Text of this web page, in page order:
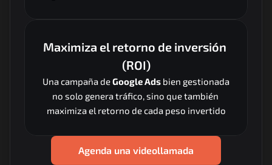
Maximiza el retorno de inversión
(ROI)
Una campaña de Google Ads bien gestionada
no solo genera tráfico, sino que también
maximiza el retorno de cada peso invertido
Agenda una videollamada